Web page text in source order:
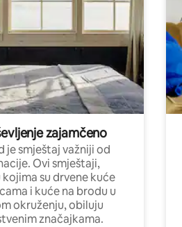
zajamčeno
je smještaj važniji od
Ovi smještaji,
kojima su drvene kuće
i kuće na brodu u
okruženju, obiluju
značajkama.